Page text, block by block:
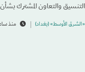
التنسيق والتعاون المشترك بشأن
«الشرق الأوسط» (بغداد) منذ